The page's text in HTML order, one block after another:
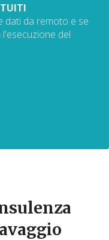
dati da remoto e se
del